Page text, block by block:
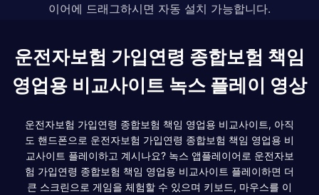
이어에 드래그하시면 자동 설치 가능합니다.
운전자보험 가입연령 종합보험 책임
영업용 비교사이트 녹스 플레이 영상
운전자보험 가입연령 종합보험 책임 영업용 비교사이트, 아직
도 핸드폰으로 운전자보험 가입연령 종합보험 책임 영업용 비
교사이트 플레이하고 계시나요? 녹스 앱플레이어로 운전자보
험 가입연령 종합보험 책임 영업용 비교사이트 플레이하면 더
큰 스크린으로 게임을 체험할 수 있으며 키보드, 마우스를 이